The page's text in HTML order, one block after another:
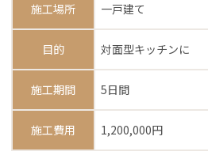
施工場所 一戸建て
目的 対面型キッチンに
施工期間 5日間
施工費用 1,200,000円